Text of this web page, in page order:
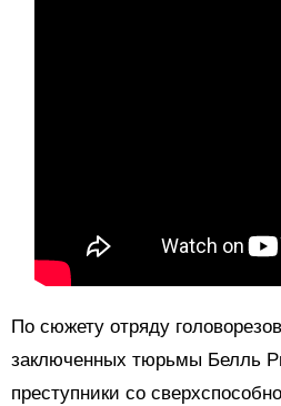
По сюжету отряду
заключенных тюрьмы Белль
преступники со